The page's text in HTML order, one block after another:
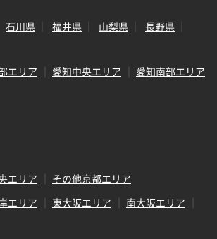
石川県 福井県 山梨県
長野県
エリア 愛知中央エリア
愛知南部エリア
エリア
その他京都エリア
エリア 東大阪エリア
南大阪エリア